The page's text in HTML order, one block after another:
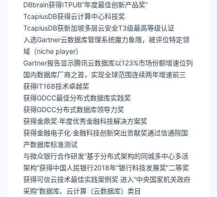
DBbrain获得ITPUB“年度最佳创新产品奖”
TcaplusDB获得云计算中心科技奖
TcaplusDB获新加坡多层云安全T3级最高等级认证
入选Gartner云数据库管理系统魔力象限，被评位特定领
域（niche player）
Gartner报告显示腾讯云数据库以123%市场份额增速位列
国内数据库厂商之首，实现全球范围连续两年增速前三
获得IT168技术卓越奖
获得GDCC最佳分布式数据库实践奖
获得GDCC分布式数据库领导力奖
获得金鼎奖·年度优秀金融科技解决方案奖
获得金融电子化·金融科技创新突出贡献奖通过信通院国
产数据库标准测试
与微众银行合作研发“基于分布式架构的同城多中心多活
架构”获得中国人民银行2018年“银行科技发展奖”二等奖
获得可信云技术最佳实践案例奖 进入“中央国家机关政府
采购”数据库、云计算（云数据库）类目